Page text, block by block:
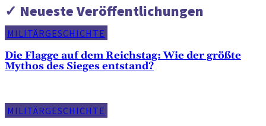
✓ Neueste Veröffentlichungen
MILITÄRGESCHICHTE
Die Flagge auf dem Reichstag: Wie der größte
Mythos des Sieges entstand?
MILITÄRGESCHICHTE